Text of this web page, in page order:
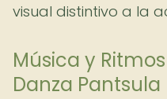
visual distintivo a la
Música y
Danza Pantsula